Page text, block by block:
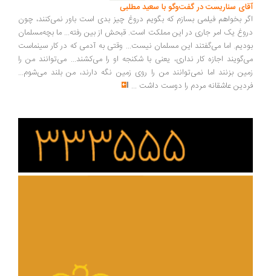
سناریست در گفت‌وگو با سعید مطلبی
بخواهم فیلمی بسازم که بگویم دروغ چیز بدی است باور نمی‌کنند، چون
یک امر جاری در این مملکت است. قبحش از بین رفته... ما بچه‌مسلمان
اما می‌گفتند این مسلمان نیست... وقتی به آدمی که در کار سینماست
اجازه کار نداری، یعنی با شکنجه او را می‌کشند... می‌توانند من را
بزنند اما نمی‌توانند من را روی زمین نگه دارند، من بلند می‌شوم...
عاشقانه مردم را دوست داشت ...